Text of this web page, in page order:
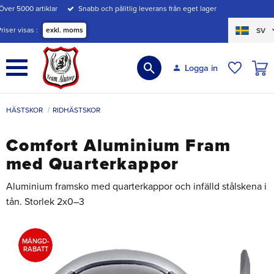
Meny
5000 artiklar Snabb och pålitlig leverans från eget lager
visas exkl. moms SV
Logga in
HÄSTSKOR RIDHÄSTSKOR
Comfort Aluminium Fram
med Quarterkappor
Aluminium framsko med quarterkappor och infälld stålskena i
tån. Storlek 2x0–3
MÄNGD-
RABATT